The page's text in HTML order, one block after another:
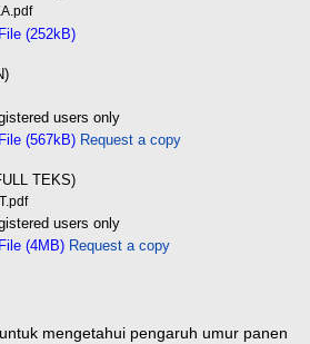
File (252kB)
users only
File (567kB) Request a copy
TEKS)
users only
File (4MB) Request a copy
mengetahui pengaruh umur panen